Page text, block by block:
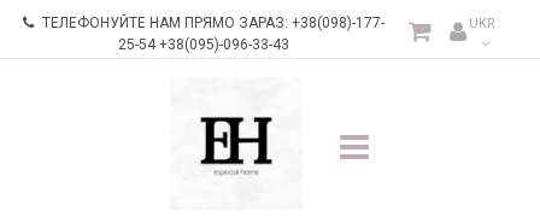
ТЕЛЕФОНУЙТЕ НАМ ПРЯМО ЗАРАЗ:+38(098)-177-
25-54 +38(095)-096-33-43
UKR